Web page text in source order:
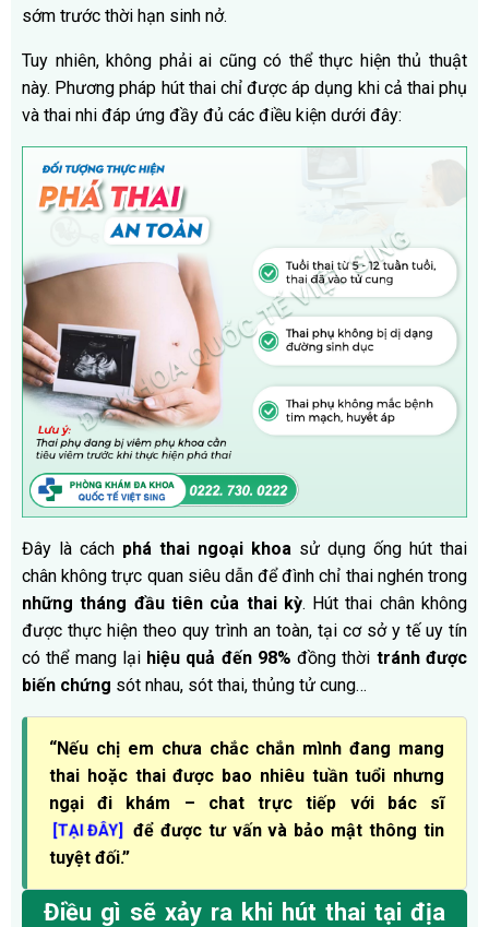
sớm trước thời hạn sinh nở.
Tuy nhiên, không phải ai cũng có thể thực hiện thủ thuật
này. Phương pháp hút thai chỉ được áp dụng khi cả thai phụ
và thai nhi đáp ứng đầy đủ các điều kiện dưới đây:
Đây là cách phá thai ngoại khoa sử dụng ống hút thai
chân không trực quan siêu dẫn để đình chỉ thai nghén trong
những tháng đầu tiên của thai kỳ. Hút thai chân không
được thực hiện theo quy trình an toàn, tại cơ sở y tế uy tín
có thể mang lại hiệu quả đến 98% đồng thời tránh được
biến chứng sót nhau, sót thai, thủng tử cung…
“Nếu chị em chưa chắc chắn mình đang mang
thai hoặc thai được bao nhiêu tuần tuổi nhưng
ngại đi khám – chat trực tiếp với bác sĩ
[TẠI ĐÂY]
để được tư vấn và bảo mật thông tin
tuyệt đối.”
Điều gì sẽ xảy ra khi hút thai tại địa